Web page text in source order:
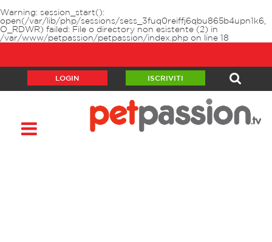
Warning: session_start():
open(/var/lib/php/sessions/sess_3fuq0reiffj6qbu865b4upn1k6,
O_RDWR) failed: File o directory non esistente (2) in
/var/www/petpassion/petpassion/index.php on line 18
LOGIN ISCRIVITI